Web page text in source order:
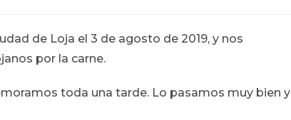
de Loja el 3 de agosto de 2019, y nos
por la carne.
toda una tarde. Lo pasamos muy bien y